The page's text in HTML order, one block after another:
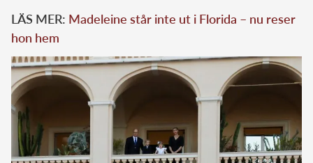
LÄS MER: Madeleine står inte ut i Florida – nu reser
hon hem